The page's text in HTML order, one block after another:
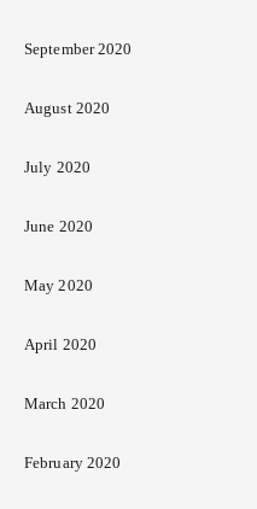
September 2020
August 2020
July 2020
June 2020
May 2020
April 2020
March 2020
February 2020